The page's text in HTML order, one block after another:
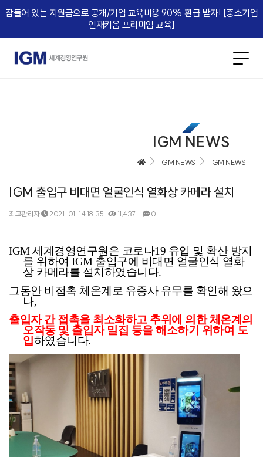
잠들어 있는 지원금으로 공개/기업 교육비용 90% 환급 받자! [중소기업
인재키움 프리미엄 교육]​
IGM NEWS
IGM NEWS IGM NEWS
IGM 출입구 비대면 얼굴인식 열화상 카메라 설치
최고관리자 2021-01-14 18:35 11,437 0
IGM세계경영연구원은 코로나19 유입 및 확산 방지
를 위하여 IGM 출입구에 비대면 얼굴인식 열화
상 카메라를 설치하였습니다.
그동안 비접촉 체온계로 유증사유무를 확인해 왔으
나,
출입자 간 접촉을 최소화하고 추위에 의한 체온계의
오작동 및 출입자 밀집 등을 해소하기 위하여 도
입하였습니다.